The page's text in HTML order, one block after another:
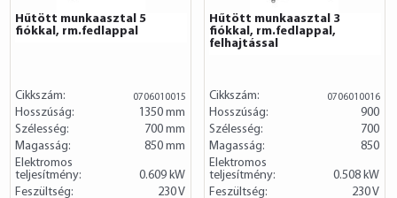
Hűtött munkaasztal 5
fiókkal, rm.fedlappal
Cikkszám: 0706010015
Hosszúság:
1350 mm
Szélesség:
700 mm
Magasság:
850 mm
Elektromos
teljesítmény:
0.609 kW
Feszültség:
230 V
Hűtött munkaasztal 3
fiókkal, rm.fedlappal,
felhajtással
Cikkszám: 0706010016
Hosszúság:
900
Szélesség:
700
Magasság:
850
Elektromos
teljesítmény:
0.508 kW
Feszültség:
230 V